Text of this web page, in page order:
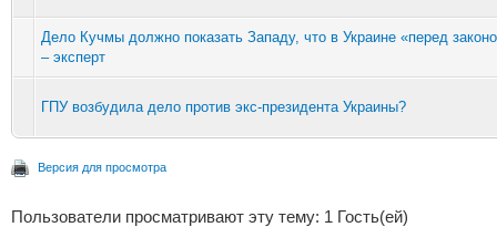
Дело Кучмы должно показать Западу, что в Украине «перед
– эксперт
ГПУ возбудила дело против экс-президента Украины?
Версия для просмотра
Пользователи просматривают эту тему: 1 Гость(ей)